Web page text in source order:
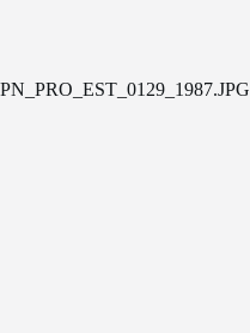
PN_PRO_EST_0129_1987.JPG